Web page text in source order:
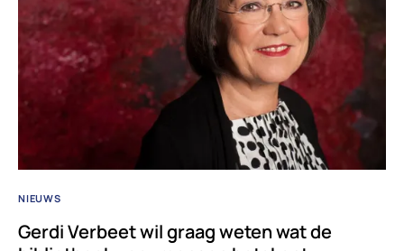
NIEUWS
Gerdi Verbeet wil graag weten wat de